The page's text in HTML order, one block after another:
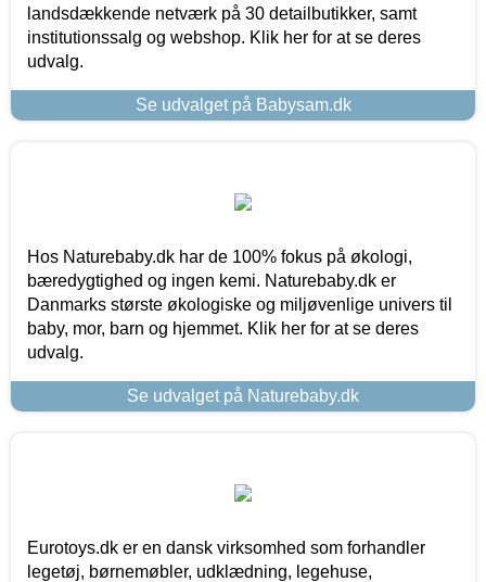
landsdækkende netværk på 30 detailbutikker, samt
institutionssalg og webshop. Klik her for at se deres
udvalg.
Se udvalget på Babysam.dk
Hos Naturebaby.dk har de 100% fokus på økologi,
bæredygtighed og ingen kemi. Naturebaby.dk er
Danmarks største økologiske og miljøvenlige univers til
baby, mor, barn og hjemmet. Klik her for at se deres
udvalg.
Se udvalget på Naturebaby.dk
Eurotoys.dk er en dansk virksomhed som forhandler
legetøj, børnemøbler, udklædning, legehuse,